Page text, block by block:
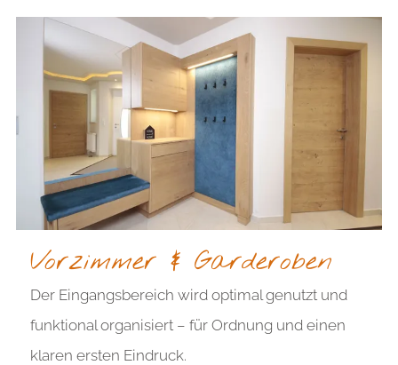
Vorzimmer & Garderoben
Der Eingangsbereich wird optimal genutzt und
funktional organisiert – für Ordnung und einen
klaren ersten Eindruck.